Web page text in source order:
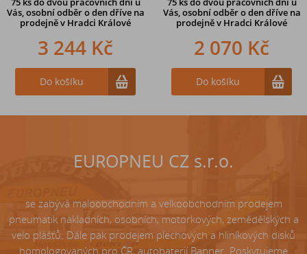
Vás, osobní odběr o den dřívena
prodejně v Hradci Králové
3 244 Kč
Do košíku
Vás, osobní odběr o den dřívena
prodejně v Hradci Králové
2 070 Kč
Do košíku
242 Kč
Do košíku
EUROPNEU CZ s.r.o.
se zabývá maloobchodním a velkoobchodním prodejem
pneumatik nákladních, osobních, motorkových, zemědělských a
velo plášťů. Dále pak prodejem plechových a hliníkových disků
homologovaných pro ČR, autobaterií Banner. Poskytujeme